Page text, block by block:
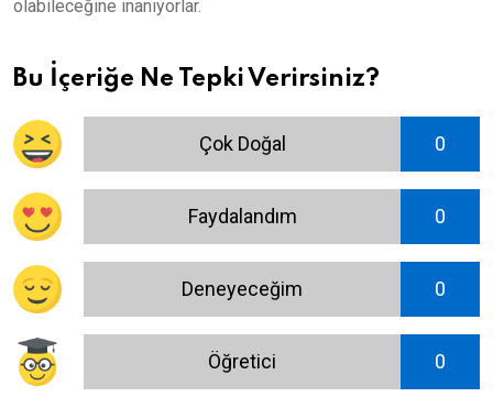
olabileceğine inanıyorlar.
Bu İçeriğe Ne Tepki Verirsiniz?
Çok Doğal 0
Faydalandım 0
Deneyeceğim 0
Öğretici 0